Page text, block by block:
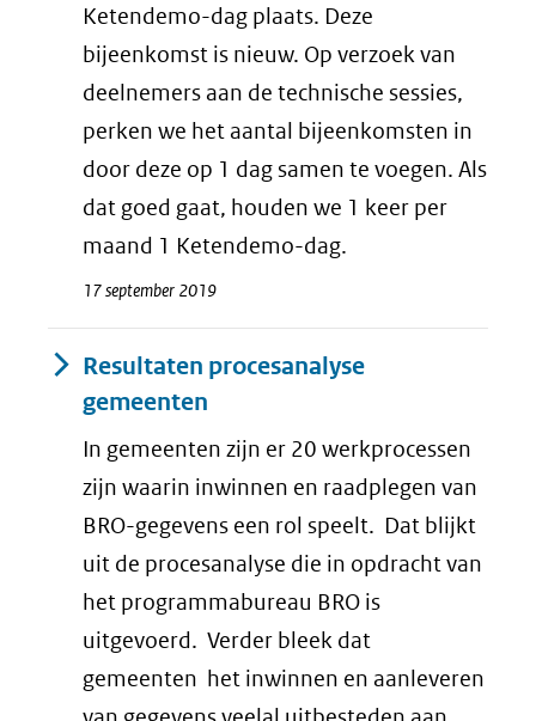
Ketendemo-dag plaats. Deze
bijeenkomst is nieuw. Op verzoek van
deelnemers aan de technische sessies,
perken we het aantal bijeenkomsten in
door deze op 1 dag samen te voegen. Als
dat goed gaat, houden we 1 keer per
maand 1 Ketendemo-dag.
17 september 2019
Resultaten procesanalyse
gemeenten
In gemeenten zijn er 20 werkprocessen
zijn waarin inwinnen en raadplegen van
BRO-gegevens een rol speelt. Dat blijkt
uit de procesanalyse die in opdracht van
het programmabureau BRO is
uitgevoerd. Verder bleek dat
gemeenten het inwinnen en aanleveren